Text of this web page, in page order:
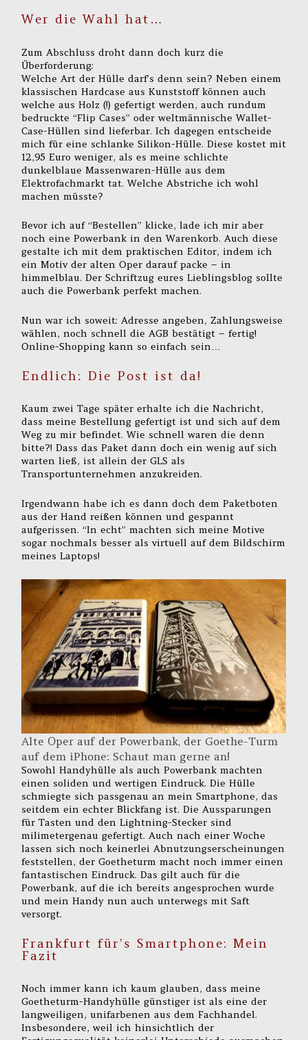
Wer die Wahl hat…
Zum Abschluss droht dann doch kurz die
Überforderung:
Welche Art der Hülle darf’s denn sein? Neben einem
klassischen Hardcase aus Kunststoff können auch
welche aus Holz (!) gefertigt werden, auch rundum
bedruckte “Flip Cases” oder weltmännische Wallet-
Case-Hüllen sind lieferbar. Ich dagegen entscheide
mich für eine schlanke Silikon-Hülle. Diese kostet mit
12,95 Euro weniger, als es meine schlichte
dunkelblaue Massenwaren-Hülle aus dem
Elektrofachmarkt tat. Welche Abstriche ich wohl
machen müsste?
Bevor ich auf “Bestellen” klicke, lade ich mir aber
noch eine Powerbank in den Warenkorb. Auch diese
gestalte ich mit dem praktischen Editor, indem ich
ein Motiv der alten Oper darauf packe – in
himmelblau. Der Schriftzug eures Lieblingsblog sollte
auch die Powerbank perfekt machen.
Nun war ich soweit: Adresse angeben, Zahlungsweise
wählen, noch schnell die AGB bestätigt – fertig!
Online-Shopping kann so einfach sein…
Endlich: Die Post ist da!
Kaum zwei Tage später erhalte ich die Nachricht,
dass meine Bestellung gefertigt ist und sich auf dem
Weg zu mir befindet. Wie schnell waren die denn
bitte?! Dass das Paket dann doch ein wenig auf sich
warten ließ, ist allein der GLS als
Transportunternehmen anzukreiden.
Irgendwann habe ich es dann doch dem Paketboten
aus der Hand reißen können und gespannt
aufgerissen. “In echt” machten sich meine Motive
sogar nochmals besser als virtuell auf dem Bildschirm
meines Laptops!
Alte Oper auf der Powerbank, der Goethe-Turm
auf dem iPhone: Schaut man gerne an!
Sowohl Handyhülle als auch Powerbank machten
einen soliden und wertigen Eindruck. Die Hülle
schmiegte sich passgenau an mein Smartphone, das
seitdem ein echter Blickfang ist. Die Aussparungen
für Tasten und den Lightning-Stecker sind
milimetergenau gefertigt. Auch nach einer Woche
lassen sich noch keinerlei Abnutzungserscheinungen
feststellen, der Goetheturm macht noch immer einen
fantastischen Eindruck. Das gilt auch für die
Powerbank, auf die ich bereits angesprochen wurde
und mein Handy nun auch unterwegs mit Saft
versorgt.
Frankfurt für’s Smartphone: Mein
Fazit
Noch immer kann ich kaum glauben, dass meine
Goetheturm-Handyhülle günstiger ist als eine der
langweiligen, unifarbenen aus dem Fachhandel.
Insbesondere, weil ich hinsichtlich der